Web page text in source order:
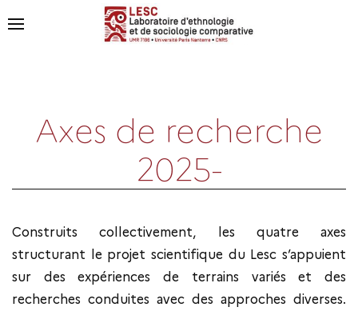
Axes de recherche
2025-
Construits collectivement, les quatre axes
structurant le projet scientifique du Lesc s’appuient
sur des expériences de terrains variés et des
recherches conduites avec des approches diverses.